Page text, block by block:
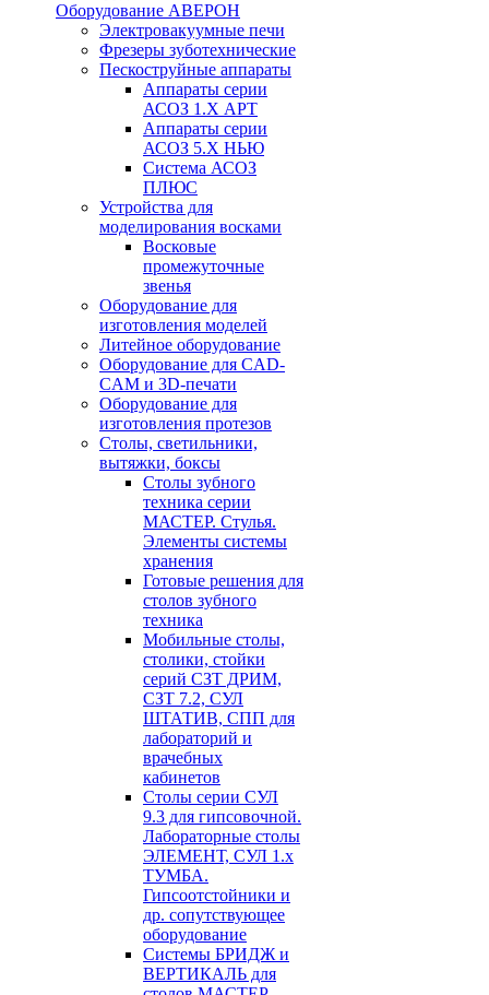
Оборудование АВЕРОН
Электровакуумные печи
Фрезеры зуботехнические
Пескоструйные аппараты
Аппараты серии
АСОЗ 1.Х АРТ
Аппараты серии
АСОЗ 5.Х НЬЮ
Система АСОЗ
ПЛЮС
Устройства для
моделирования восками
Восковые
промежуточные
звенья
Оборудование для
изготовления моделей
Литейное оборудование
Оборудование для CAD-
CAM и 3D-печати
Оборудование для
изготовления протезов
Cтолы, светильники,
вытяжки, боксы
Столы зубного
техника серии
МАСТЕР. Стулья.
Элементы системы
хранения
Готовые решения для
столов зубного
техника
Мобильные столы,
столики, стойки
серий СЗТ ДРИМ,
СЗТ 7.2, СУЛ
ШТАТИВ, СПП для
лабораторий и
врачебных
кабинетов
Столы серии СУЛ
9.3 для гипсовочной.
Лабораторные столы
ЭЛЕМЕНТ, СУЛ 1.х
ТУМБА.
Гипсоотстойники и
др. сопутствующее
оборудование
Системы БРИДЖ и
ВЕРТИКАЛЬ для